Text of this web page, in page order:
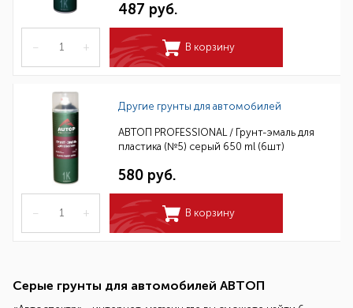
487 руб.
– + В корзину
Другие грунты для автомобилей
АВТОП PROFESSIONAL / Грунт-эмаль для
пластика (№5) серый 650 ml (6шт)
580 руб.
– + В корзину
Серые грунты для автомобилей АВТОП